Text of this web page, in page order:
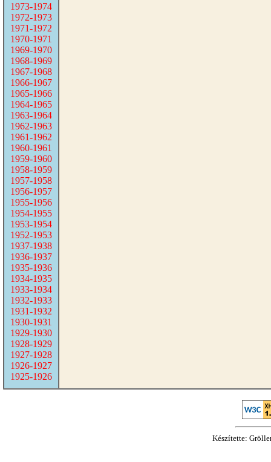
1973-1974
1972-1973
1971-1972
1970-1971
1969-1970
1968-1969
1967-1968
1966-1967
1965-1966
1964-1965
1963-1964
1962-1963
1961-1962
1960-1961
1959-1960
1958-1959
1957-1958
1956-1957
1955-1956
1954-1955
1953-1954
1952-1953
1937-1938
1936-1937
1935-1936
1934-1935
1933-1934
1932-1933
1931-1932
1930-1931
1929-1930
1928-1929
1927-1928
1926-1927
1925-1926
Készítette: